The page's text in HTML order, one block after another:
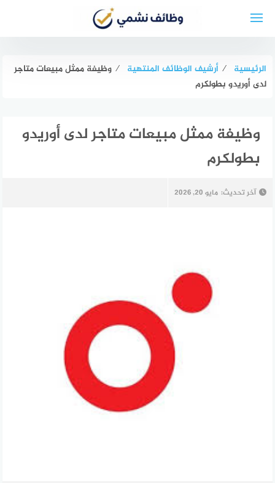
الرئيسية ⁄ أرشيف الوظائف المنتهية ⁄ وظيفة ممثل مبيعات متاجر
لدى أوريدو بطولكرم
وظيفة ممثل مبيعات متاجر لدى أوريدو
بطولكرم
آخر تحديث: مايو 20, 2026